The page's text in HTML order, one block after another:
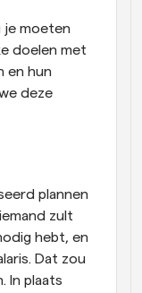
je moeten
doelen met
en hun
deze
plannen
zult
hebt, en
Dat zou
In plaats